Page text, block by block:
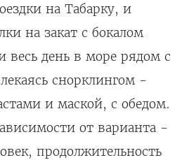
на Табарку, и
на закат с бокалом
весь день в море рядом с
снорклингом -
и маской, с обедом.
от варианта -
продолжительность